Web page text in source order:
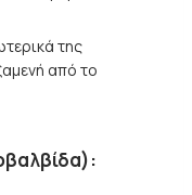
της
από το